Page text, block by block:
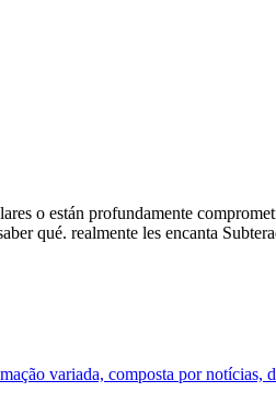
o están profundamente
qué. realmente les encanta
variada, composta por